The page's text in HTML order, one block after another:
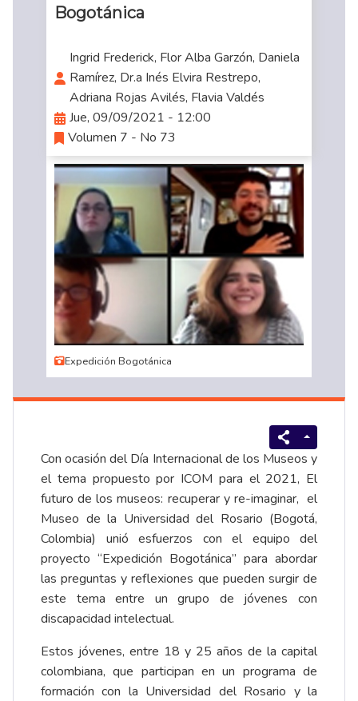
Bogotánica
Ingrid Frederick, Flor Alba Garzón, Daniela
Ramírez, Dr.a Inés Elvira Restrepo,
Adriana Rojas Avilés, Flavia Valdés
Jue, 09/09/2021 - 12:00
Volumen 7 - No 73
Expedición Bogotánica
Con ocasión del Día Internacional de los Museos y
el tema propuesto por ICOM para el 2021, El
futuro de los museos: recuperar y re-imaginar, el
Museo de la Universidad del Rosario (Bogotá,
Colombia) unió esfuerzos con el equipo del
proyecto “Expedición Bogotánica” para abordar
las preguntas y reflexiones que pueden surgir de
este tema entre un grupo de jóvenes con
discapacidad intelectual.
Estos jóvenes, entre 18 y 25 años de la capital
colombiana, que participan en un programa de
formación con la Universidad del Rosario y la